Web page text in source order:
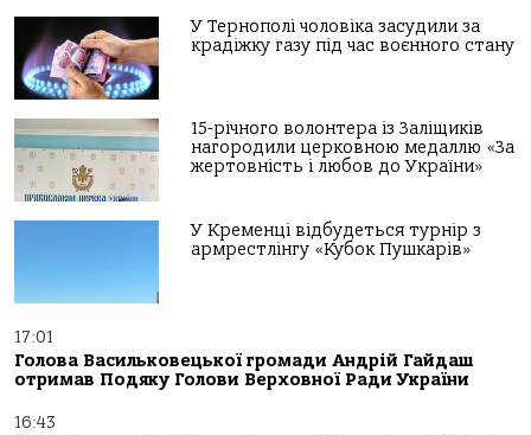
У Тернополі чоловіка засудили за
крадіжку газу під час воєнного стану
15-річного волонтера із Заліщиків
нагородили церковною медаллю «За
жертовність і любов до України»
У Кременці відбудеться турнір з
армрестлінгу «Кубок Пушкарів»
17:01
Голова Васильковецької громади Андрій Гайдаш
отримав Подяку Голови Верховної Ради України
16:43